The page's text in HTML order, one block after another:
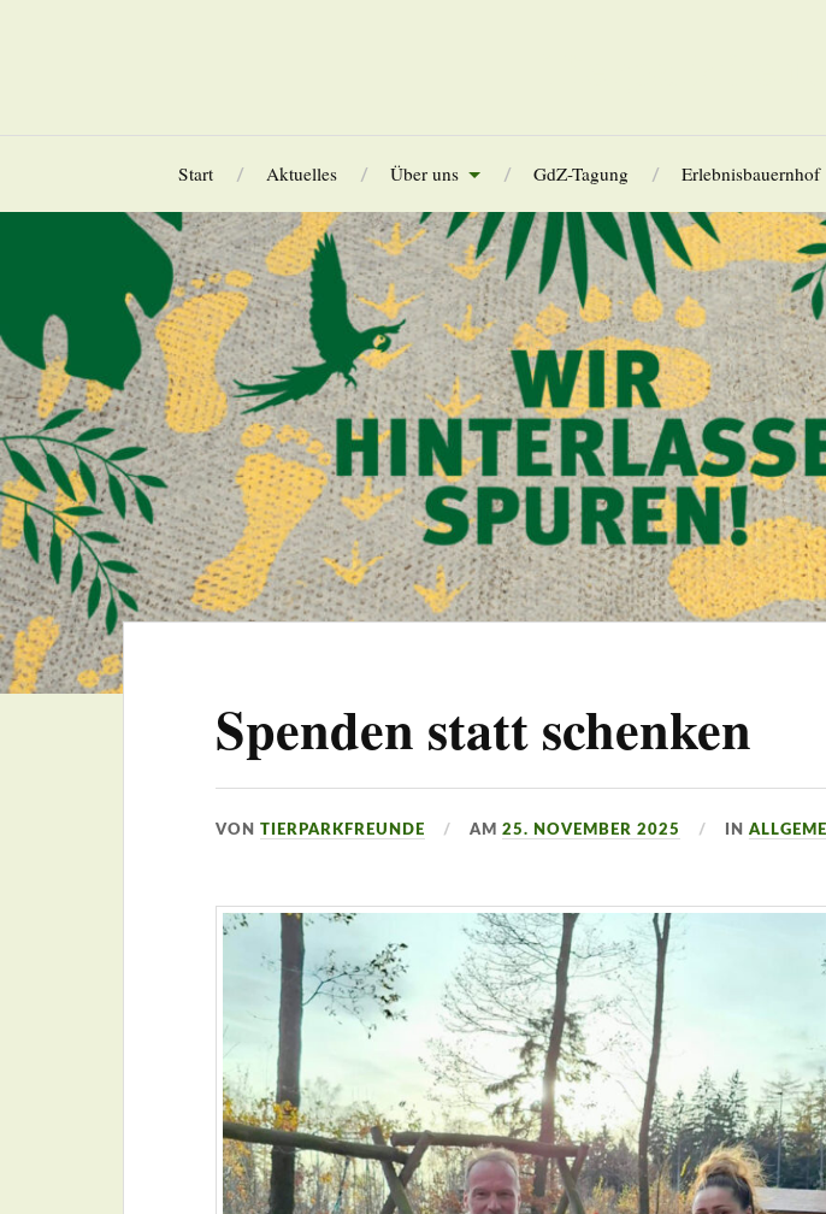
Start Aktuelles Über uns GdZ-Tagung Erlebnisbauernhof
Spenden statt schenken
VONTIERPARKFREUNDE AM25. NOVEMBER 2025 IN